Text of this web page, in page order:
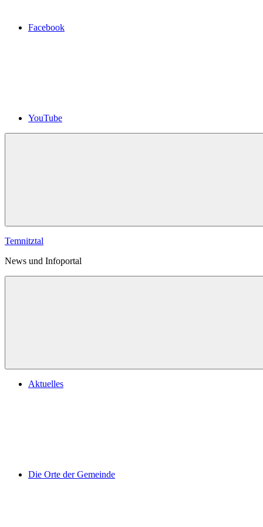
Facebook
YouTube
Temnitztal
News und Infoportal
Aktuelles
Die Orte der Gemeinde